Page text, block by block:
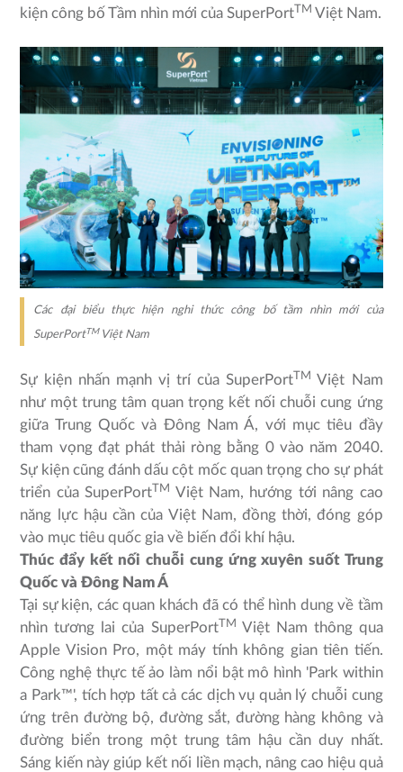
kiện công bố Tầm nhìn mới của SuperPortTM Việt Nam.
Các đại biểu thực hiện nghi thức công bố tầm nhìn mới của
SuperPortTM Việt Nam
Sự kiện nhấn mạnh vị trí của SuperPortTMViệt Nam
như một trung tâm quan trọng kết nối chuỗi cung ứng
giữa Trung Quốc và Đông Nam Á, với mục tiêu đầy
tham vọng đạt phát thải ròng bằng 0 vào năm 2040.
Sự kiện cũng đánh dấu cột mốc quan trọng cho sự phát
triển của SuperPortTM
Việt Nam, hướng tới nâng cao
năng lực hậu cần của Việt Nam, đồng thời, đóng góp
vào mục tiêu quốc gia về biến đổi khí hậu.
Thúc đẩy kết nối chuỗi cung ứng xuyên suốt Trung
Quốc và Đông Nam Á
Tại sự kiện, các quan khách đã có thể hình dung về tầm
nhìn tương lai của SuperPortTM
Việt Nam thông qua
Apple Vision Pro, một máy tính không gian tiên tiến.
Công nghệ thực tế ảo làm nổi bật mô hình 'Park within
a Park™', tích hợp tất cả các dịch vụ quản lý chuỗi cung
ứng trên đường bộ, đường sắt, đường hàng không và
đường biển trong một trung tâm hậu cần duy nhất.
Sáng kiến này giúp kết nối liền mạch, nâng cao hiệu quả